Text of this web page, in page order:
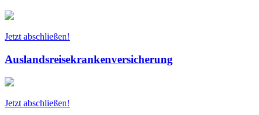
Jetzt abschließen!
Auslandsreisekrankenversicherung
Jetzt abschließen!